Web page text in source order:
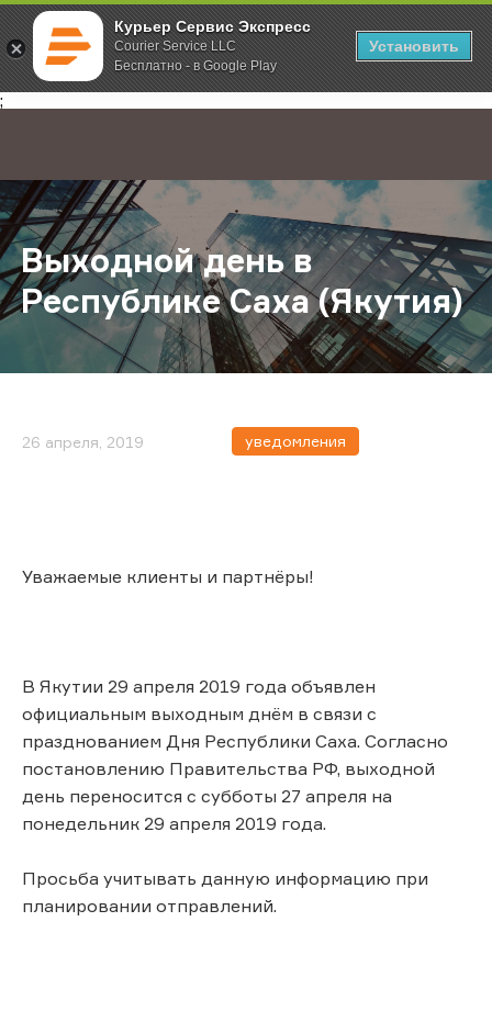
Курьер Сервис Экспресс
Courier Service LLC
Бесплатно - в Google Play
Установить
;
Главная О компании Новости Выходной день в Республике
Выходной день в
Республике Саха (Якутия)
26 апреля, 2019 уведомления
Уважаемые клиенты и партнёры!
В Якутии 29 апреля 2019 года объявлен
официальным выходным днём в связи с
празднованием Дня Республики Саха. Согласно
постановлению Правительства РФ, выходной
день переносится с субботы 27 апреля на
понедельник 29 апреля 2019 года.
Просьба учитывать данную информацию при
планировании отправлений.